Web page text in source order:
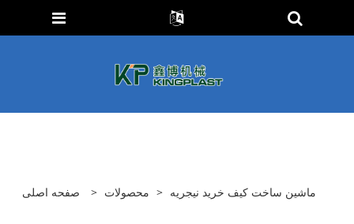
صفحه اصلی > محصولات > ماشین ساخت کیف خرید نیجریه